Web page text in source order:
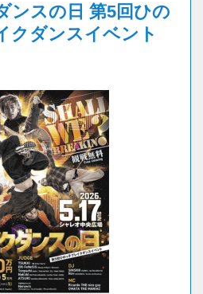
ンスの日 第5回ひの
クダンスイベント